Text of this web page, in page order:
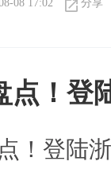
08 17:02 分享
点！登
！登陆